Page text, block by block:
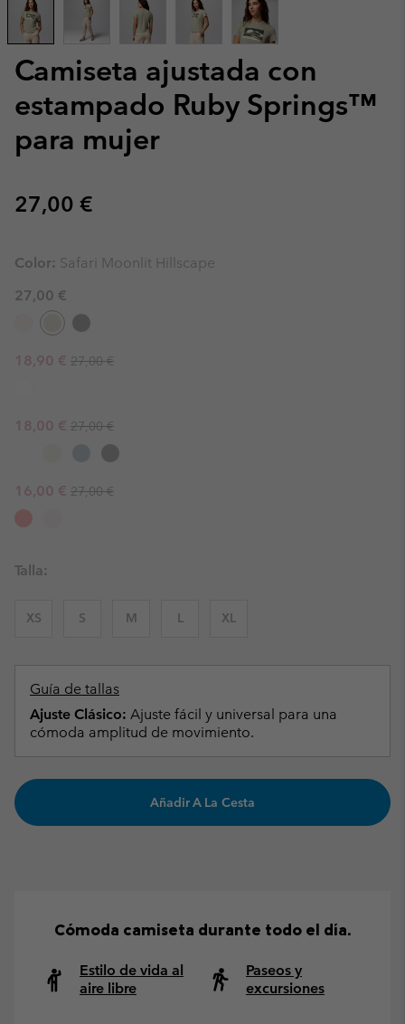
Camiseta ajustada con
estampado Ruby Springs™
para mujer
Regular price:
27,00 €
Color: Safari Moonlit Hillscape
27,00 €
Sale price:
18,90 € Regular price:
27,00 €
Sale price:
18,00 € Regular price:
27,00 €
Sale price:
16,00 € Regular price:
27,00 €
Talla:
XS S M L XL
Guía de tallas
Ajuste Clásico: Ajuste fácil y universal para una
cómoda amplitud de movimiento.
Añadir A La Cesta
Cómoda camiseta durante todo el día.
Estilo de vida al
aire libre
Paseos y
excursiones